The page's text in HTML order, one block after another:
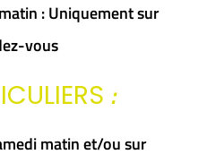
: Uniquement sur
vous
:
matin et/ou sur